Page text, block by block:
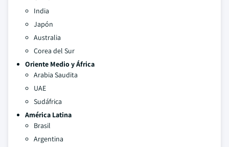
India
Japón
Australia
Corea del Sur
Oriente Medio y África
Arabia Saudita
UAE
Sudáfrica
América Latina
Brasil
Argentina